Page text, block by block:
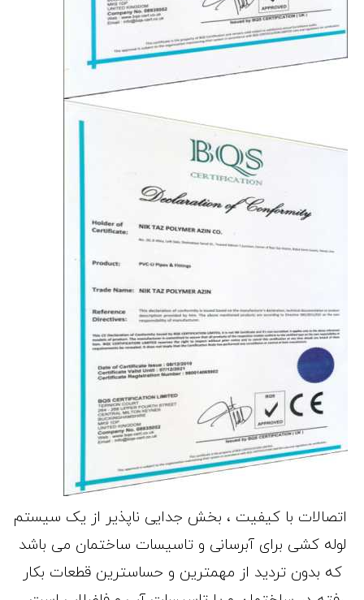
اتصالات با کیفیت ، بخش جدایی ناپذیر از یک سیستم
لوله کشی برای آبرسانی و تاسیسات ساختمان می باشد
که بدون تردید از مهمترین و حساسترین قطعات بکار